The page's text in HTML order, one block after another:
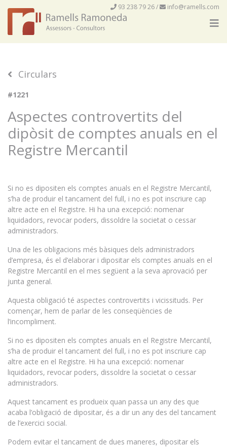
93 238 79 26/ info@ramells.com
Circulars
#1221
Aspectes controvertits del
dipòsit de comptes anuals en el
Registre Mercantil
Si no es dipositen els comptes anuals en el Registre Mercantil,
s’ha de produir el tancament del full, i no es pot inscriure cap
altre acte en el Registre. Hi ha una excepció: nomenar
liquidadors, revocar poders, dissoldre la societat o cessar
administradors.
Una de les obligacions més bàsiques dels administradors
d’empresa, és el d’elaborar i dipositar els comptes anuals en el
Registre Mercantil en el mes següent a la seva aprovació per
junta general.
Aquesta obligació té aspectes controvertits i vicissituds. Per
començar, hem de parlar de les conseqüències de
l’incompliment.
Si no es dipositen els comptes anuals en el Registre Mercantil,
s’ha de produir el tancament del full, i no es pot inscriure cap
altre acte en el Registre. Hi ha una excepció: nomenar
liquidadors, revocar poders, dissoldre la societat o cessar
administradors.
Aquest tancament es produeix quan passa un any des que
acaba l’obligació de dipositar, és a dir un any des del tancament
de l’exercici social.
Podem evitar el tancament de dues maneres, dipositar els